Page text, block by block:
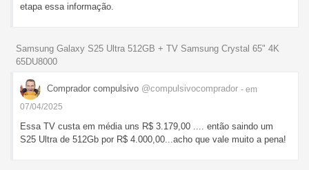
etapa essa informação.
Samsung Galaxy S25 Ultra 512GB + TV Samsung Crystal 65" 4K
65DU8000
Comprador compulsivo @compulsivocomprador - em
07/04/2025
Essa TV custa em média uns R$ 3.179,00 .... então saindo um
S25 Ultra de 512Gb por R$ 4.000,00...acho que vale muito a pena!